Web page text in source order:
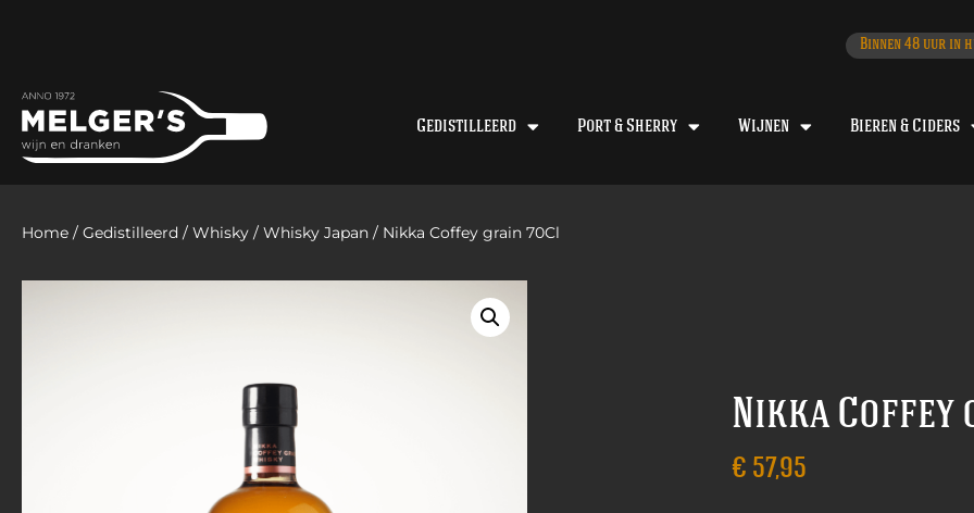
Binnen 48 uur in
Gedistilleerd Port & Sherry Wijnen Bieren & Ciders
Home / Gedistilleerd / Whisky / Whisky Japan / Nikka Coffey grain 70Cl
Nikka Coffey
€ 57,95